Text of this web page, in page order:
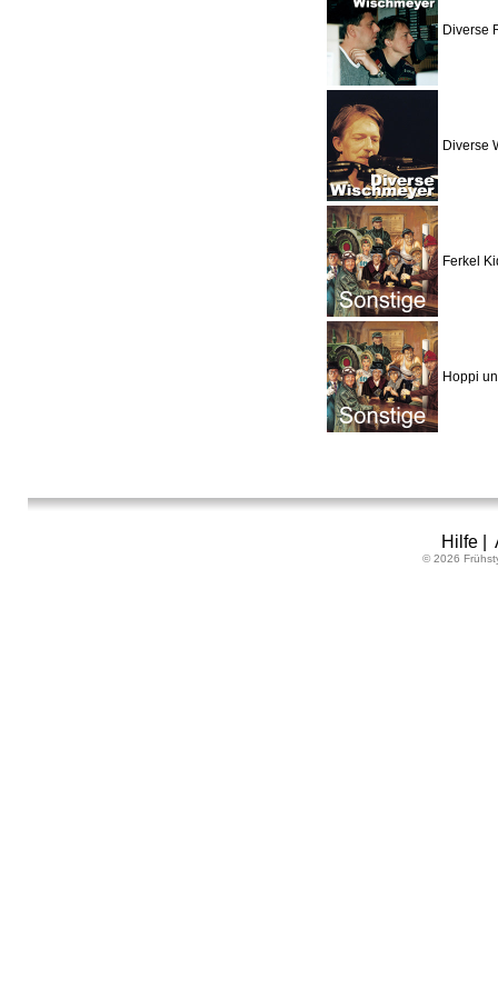
Diverse
Diverse
Ferkel
Hoppi
Hilfe|
© 2026